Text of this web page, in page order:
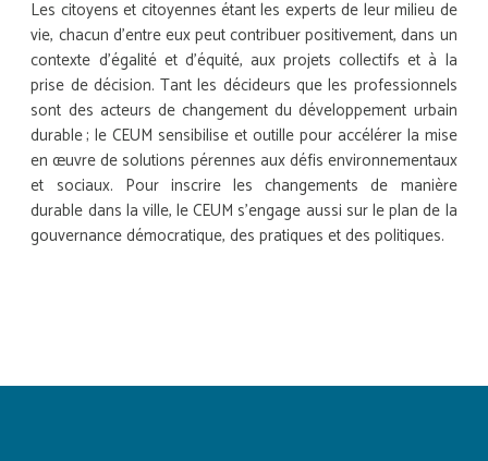
Les citoyens et citoyennes étant les experts de leur milieu de
vie, chacun d’entre eux peut contribuer positivement, dans un
contexte d’égalité et d’équité, aux projets collectifs et à la
prise de décision. Tant les décideurs que les professionnels
sont des acteurs de changement du développement urbain
durable ; le CEUM sensibilise et outille pour accélérer la mise
en œuvre de solutions pérennes aux défis environnementaux
et sociaux. Pour inscrire les changements de manière
durable dans la ville, le CEUM s’engage aussi sur le plan de la
gouvernance démocratique, des pratiques et des politiques.